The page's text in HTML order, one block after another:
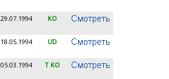
29.07.1994 KO
18.05.1994 UD
05.03.1994 T KO